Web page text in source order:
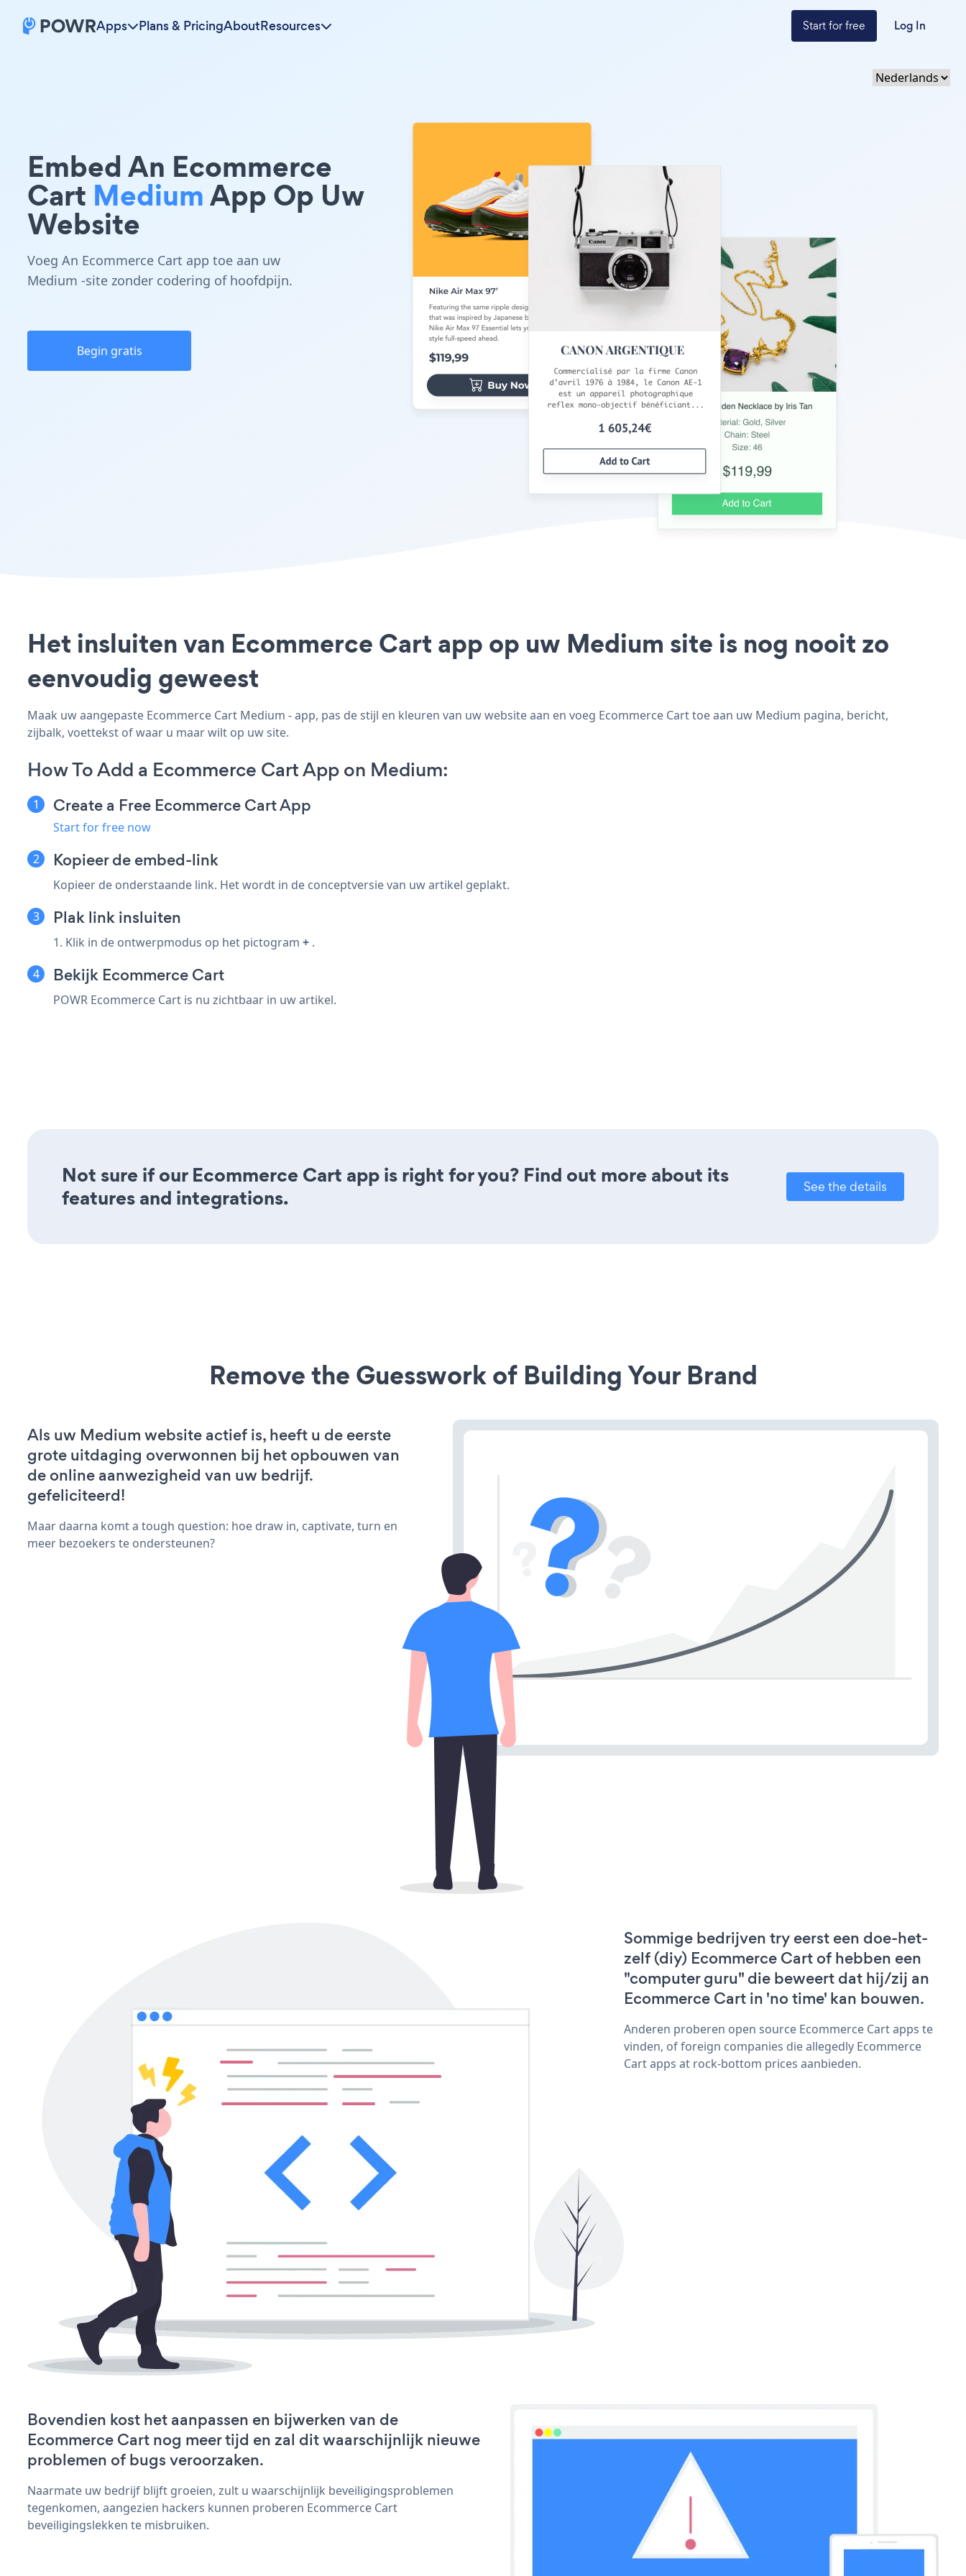
Apps Plans & PricingAboutResources Start for free Log In
Embed An Ecommerce
Cart MediumApp Op Uw
Website
Voeg An Ecommerce Cart app toe aan uw
Medium -site zonder codering of hoofdpijn.
Begin gratis
Het insluiten van Ecommerce Cart app op uw Medium site is nog nooit zo
eenvoudig geweest
Maak uw aangepaste Ecommerce Cart Medium - app, pas de stijl en kleuren van uw website aan en voeg Ecommerce Cart toe aan uw Medium pagina, bericht,
zijbalk, voettekst of waar u maar wilt op uw site.
How To Add a Ecommerce Cart App on Medium:
Create a Free Ecommerce Cart App
Start for free now
Kopieer de embed-link
Kopieer de onderstaande link. Het wordt in de conceptversie van uw artikel geplakt.
Plak link insluiten
1. Klik in de ontwerpmodus op het pictogram + .
Bekijk Ecommerce Cart
POWR Ecommerce Cart is nu zichtbaar in uw artikel.
Not sure if our Ecommerce Cart app is right for you? Find out more about its
features and integrations.
See the details
Remove the Guesswork of Building Your Brand
Als uw Medium website actief is, heeft u de eerste
grote uitdaging overwonnen bij het opbouwen van
de online aanwezigheid van uw bedrijf.
gefeliciteerd!
Maar daarna komt a tough question: hoe draw in, captivate, turn en
meer bezoekers te ondersteunen?
Sommige bedrijven try eerst een doe-het-
zelf (diy) Ecommerce Cart of hebben een
"computer guru" die beweert dat hij/zij an
Ecommerce Cart in 'no time' kan bouwen.
Anderen proberen open source Ecommerce Cart apps te
vinden, of foreign companies die allegedly Ecommerce
Cart apps at rock-bottom prices aanbieden.
Bovendien kost het aanpassen en bijwerken van de
Ecommerce Cart nog meer tijd en zal dit waarschijnlijk nieuwe
problemen of bugs veroorzaken.
Naarmate uw bedrijf blijft groeien, zult u waarschijnlijk beveiligingsproblemen
tegenkomen, aangezien hackers kunnen proberen Ecommerce Cart
beveiligingslekken te misbruiken.